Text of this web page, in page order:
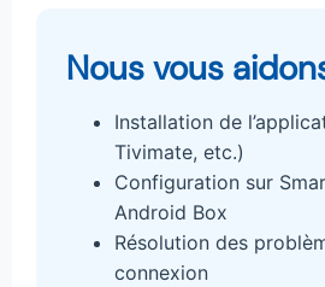
Nous vous
Installation de
Tivimate, etc.)
Configuration sur
Android Box
Résolution des
connexion